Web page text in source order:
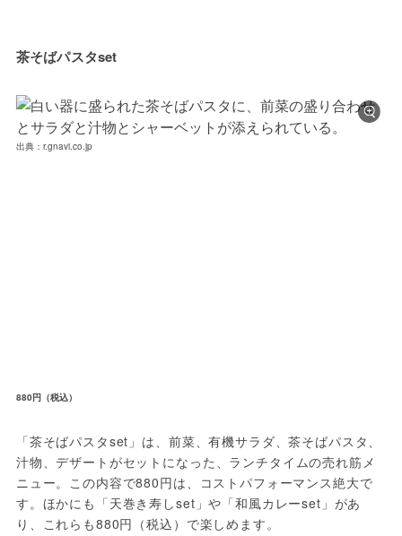
茶そばパスタset
出典：r.gnavi.co.jp
880円（税込）
「茶そばパスタset」は、前菜、有機サラダ、茶そばパスタ、
汁物、デザートがセットになった、ランチタイムの売れ筋メ
ニュー。この内容で880円は、コストパフォーマンス絶大で
す。ほかにも「天巻き寿しset」や「和風カレーset」があ
り、これらも880円（税込）で楽しめます。